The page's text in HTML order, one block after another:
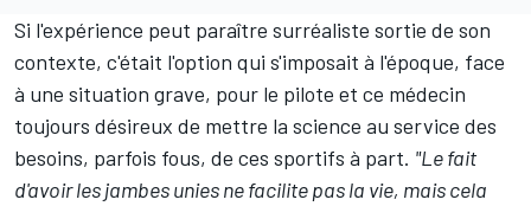
Si l'expérience peut paraître surréaliste sortie de son
contexte, c'était l'option qui s'imposait à l'époque, face
à une situation grave, pour le pilote et ce médecin
toujours désireux de mettre la science au service des
besoins, parfois fous, de ces sportifs à part. "Le fait
d'avoir les jambes unies ne facilite pas la vie, mais cela